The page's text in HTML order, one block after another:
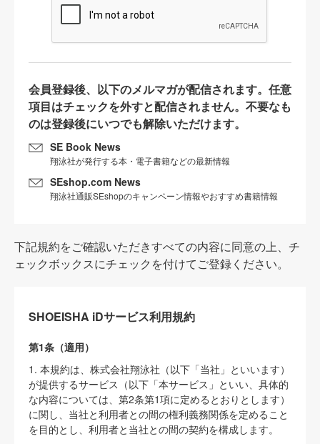
会員登録後、以下のメルマガが配信されます。任意
項目はチェックを外すと配信されません。不要なも
のは登録後にいつでも解除いただけます。
SE Book News
翔泳社が発行する本・電子書籍などの最新情報
SEshop.com News
翔泳社通販SEshopのキャンペーン情報やおすすめ書籍情報
下記規約をご確認いただきすべての内容に同意の上、チ
ェックボックスにチェックを付けてご登録ください。
SHOEISHA iDサービス利用規約
第1条（適用）
1. 本規約は、株式会社翔泳社（以下「当社」といいます）
が提供するサービス（以下「本サービス」といい、具体的
な内容については、第2条第1項に定めるとおりとします）
に関し、当社と利用者との間の権利義務関係を定めること
を目的とし、利用者と当社との間の契約を構成します。